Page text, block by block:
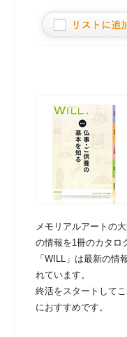
メモリアルアートの
の情報を1冊のカタロ
「WILL」は最新の情
れています。
終活をスタートして
におすすめです。